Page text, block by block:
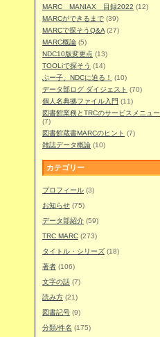
MARC MANIAX 目録2022 (12)
MARCができるまで (39)
MARCで探そうQ&A (27)
MARC概論 (5)
NDC10版変更点 (13)
TOOLiで探そう (14)
ぶー子、NDCに迫る！
(10)
データ部ログ ダイジェスト (70)
個人名典拠ファイル入門 (11)
図書館業務とTRCのサービスメニュー
(7)
図書館蔵書MARCのヒント (7)
雑誌データ概論 (10)
カテゴリー
プロフィール (3)
お知らせ (75)
データ部紹介 (59)
TRC MARC (273)
タイトル・シリーズ (18)
著者 (106)
文字の話 (7)
読み方 (21)
図書記号 (9)
分類/件名 (175)